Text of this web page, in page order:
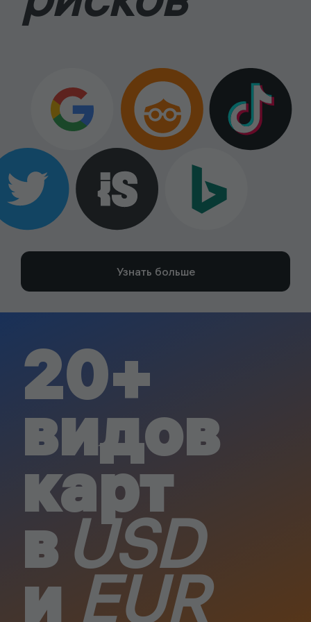
Узнать больше
20+
видов
карт
вUSD
и EUR